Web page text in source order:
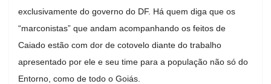
exclusivamente do governo do DF. Há quem diga que os
“marconistas” que andam acompanhando os feitos de
Caiado estão com dor de cotovelo diante do trabalho
apresentado por ele e seu time para a população não só do
Entorno, como de todo o Goiás.